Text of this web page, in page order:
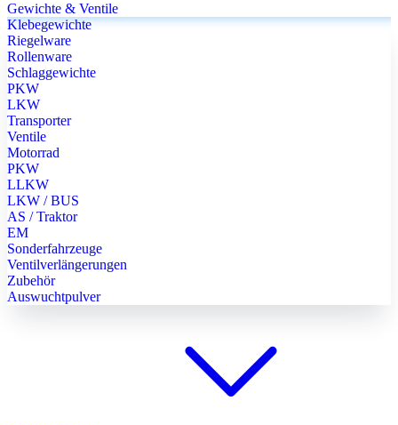
Gewichte & Ventile
Klebegewichte
Riegelware
Rollenware
Schlaggewichte
PKW
LKW
Transporter
Ventile
Motorrad
PKW
LLKW
LKW / BUS
AS / Traktor
EM
Sonderfahrzeuge
Ventilverlängerungen
Zubehör
Auswuchtpulver